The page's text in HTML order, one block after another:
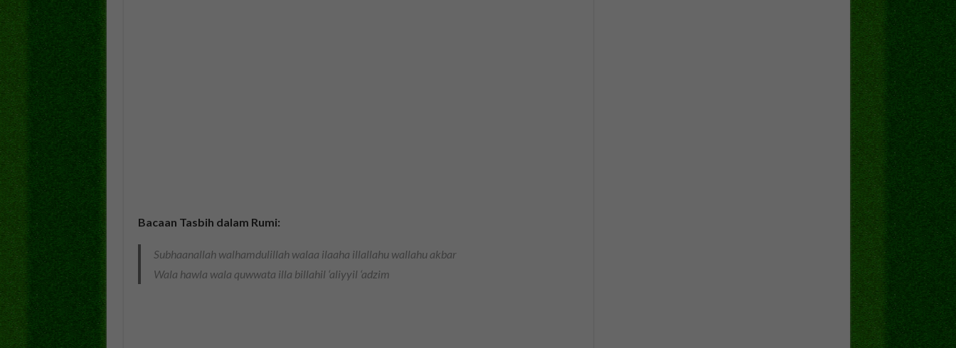
Bacaan Tasbih dalam Rumi:
Subhaanallah walhamdulillah walaa ilaaha illallahu wallahu akbar
Wala hawla wala quwwata illa billahil ‘aliyyil ‘adzim